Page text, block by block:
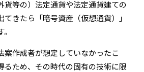
貨等の）法定通貨や法定通貨建ての
きたら「暗号資産（仮想通貨）」
案作成者が想定していなかったこ
るため、その時代の固有の技術に限